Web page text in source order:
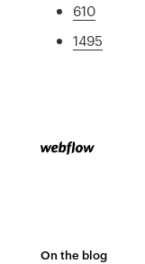
610
1495
On the blog